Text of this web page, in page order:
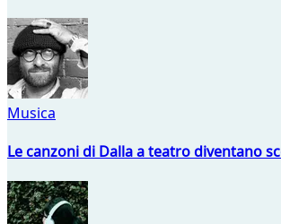
Musica
Le canzoni di Dalla a teatro diventano